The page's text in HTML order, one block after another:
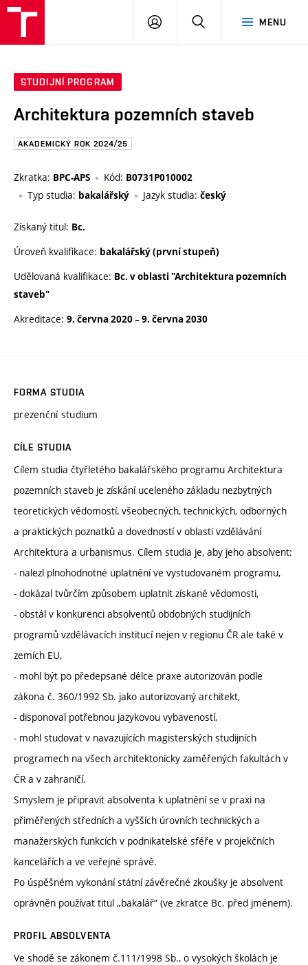
Brno
MENU
PŘIHLÁSIT
STUDIJNÍ PROGRAM
Architektura pozemních staveb
AKADEMICKÝ ROK 2024/25
Zkratka: BPC-APS Kód: B0731P010002
Typ studia: bakalářský Jazyk studia: český
Získaný titul: Bc.
Úroveň kvalifikace: bakalářský (první stupeň)
Udělovaná kvalifikace: Bc. v oblasti "Architektura pozemních
staveb"
Akreditace: 9. června 2020–9. června 2030
FORMA STUDIA
prezenční studium
CÍLE STUDIA
Cílem studia čtyřletého bakalářského programu Architektura
pozemních staveb je získání uceleného základu nezbytných
teoretických vědomostí, všeobecných, technických, odborných
a praktických poznatků a dovedností v oblasti vzdělávání
Architektura a urbanismus. Cílem studia je, aby jeho absolvent:
- nalezl plnohodnotné uplatnění ve vystudovaném programu,
- dokázal tvůrčím způsobem uplatnit získané vědomosti,
- obstál v konkurenci absolventů obdobných studijních
programů vzdělávacích institucí nejen v regionu ČR ale také v
zemích EU,
- mohl být po předepsané délce praxe autorizován podle
zákona č. 360/1992 Sb. jako autorizovaný architekt,
- disponoval potřebnou jazykovou vybaveností,
- mohl studovat v navazujících magisterských studijních
programech na všech architektonicky zaměřených fakultách v
ČR a v zahraničí.
Smyslem je připravit absolventa k uplatnění se v praxi na
přiměřených středních a vyšších úrovních technických a
manažerských funkcích v podnikatelské sféře v projekčních
kancelářích a ve veřejné správě.
Po úspěšném vykonání státní závěrečné zkoušky je absolvent
oprávněn používat titul „bakalář“ (ve zkratce Bc. před jménem).
PROFIL ABSOLVENTA
Ve shodě se zákonem č.111/1998 Sb., o vysokých školách je